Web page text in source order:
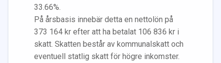
33.66%.
På årsbasis innebär detta en nettolön på
373 164 kr efter att ha betalat 106 836 kr i
skatt. Skatten består av kommunalskatt och
eventuell statlig skatt för högre inkomster.